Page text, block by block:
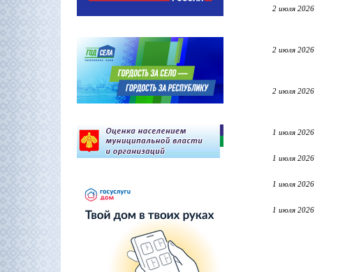
2 июля 2026
2 июля 2026
2 июля 2026
1 июля 2026
1 июля 2026
1 июля 2026
1 июля 2026